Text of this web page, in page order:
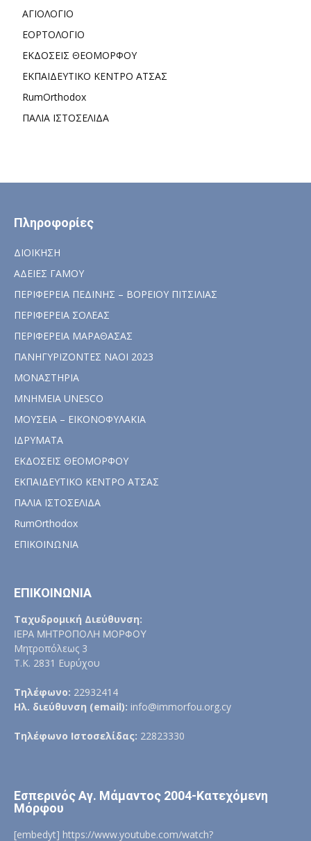
ΑΓΙΟΛΟΓΙΟ
ΕΟΡΤΟΛΟΓΙΟ
ΕΚΔΟΣΕΙΣ ΘΕΟΜΟΡΦΟΥ
ΕΚΠΑΙΔΕΥΤΙΚΟ ΚΕΝΤΡΟ ΑΤΣΑΣ
RumOrthodox
ΠΑΛΙΑ ΙΣΤΟΣΕΛΙΔΑ
Πληροφορίες
ΔΙΟΙΚΗΣΗ
ΑΔΕΙΕΣ ΓΑΜΟΥ
ΠΕΡΙΦΕΡΕΙΑ ΠΕΔΙΝΗΣ – ΒΟΡΕΙΟΥ ΠΙΤΣΙΛΙΑΣ
ΠΕΡΙΦΕΡΕΙΑ ΣΟΛΕΑΣ
ΠΕΡΙΦΕΡΕΙΑ ΜΑΡΑΘΑΣΑΣ
ΠΑΝΗΓΥΡΙΖΟΝΤΕΣ ΝΑΟΙ 2023
ΜΟΝΑΣΤΗΡΙΑ
ΜΝΗΜΕΙΑ UNESCO
ΜΟΥΣΕΙΑ – ΕΙΚΟΝΟΦΥΛΑΚΙΑ
ΙΔΡΥΜΑΤΑ
ΕΚΔΟΣΕΙΣ ΘΕΟΜΟΡΦΟΥ
ΕΚΠΑΙΔΕΥΤΙΚΟ ΚΕΝΤΡΟ ΑΤΣΑΣ
ΠΑΛΙΑ ΙΣΤΟΣΕΛΙΔΑ
RumOrthodox
ΕΠΙΚΟΙΝΩΝΙΑ
ΕΠΙΚΟΙΝΩΝΙΑ
Ταχυδρομική Διεύθυνση:
ΙΕΡΑ ΜΗΤΡΟΠΟΛΗ ΜΟΡΦΟΥ
Μητροπόλεως 3
Τ.Κ. 2831 Ευρύχου
Τηλέφωνο: 22932414
Ηλ. διεύθυνση (email): info@immorfou.org.cy
Τηλέφωνο Ιστοσελίδας: 22823330
Εσπερινός Αγ. Μάμαντος 2004-Κατεχόμενη
Μόρφου
[embedyt] https://www.youtube.com/watch?